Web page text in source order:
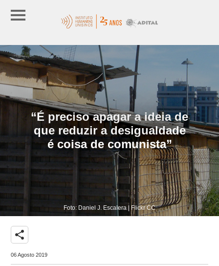
“É preciso apagar a ideia de
que reduzir a desigualdade
é coisa de comunista”
Foto: Daniel J. Escalera | Flickr CC
share
06 Agosto 2019